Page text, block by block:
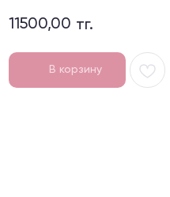
11500,00 тг.
В корзину